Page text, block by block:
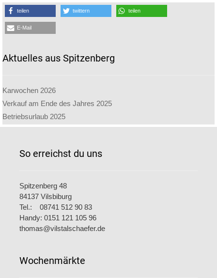
teilen twittern teilen
E-Mail
Aktuelles aus Spitzenberg
Karwochen 2026
Verkauf am Ende des Jahres 2025
Betriebsurlaub 2025
So erreichst du uns
Spitzenberg 48
84137 Vilsbiburg
Tel.: 08741 512 90 83
Handy: 0151 121 105 96
thomas@vilstalschaefer.de
Wochenmärkte